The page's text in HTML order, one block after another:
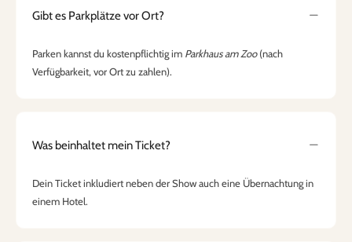
Gibt es Parkplätze vor Ort?
Parken kannst du kostenpflichtig im Parkhaus am Zoo(nach
Verfügbarkeit, vor Ort zu zahlen).
Was beinhaltet mein Ticket?
Dein Ticket inkludiert neben der Show auch eine Übernachtung in
einem Hotel.